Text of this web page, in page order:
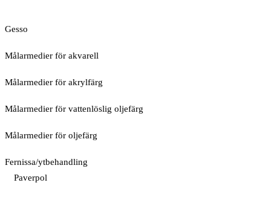
Gesso
Målarmedier för akvarell
Målarmedier för akrylfärg
Målarmedier för vattenlöslig oljefärg
Målarmedier för oljefärg
Fernissa/ytbehandling
Paverpol